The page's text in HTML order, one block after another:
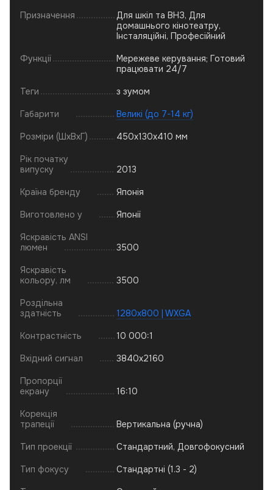
Призначення
Для шкіл та ВНЗ, Для
домашнього кінотеатру,
Інсталяційні, Професійний
Функції
Мережеве керування; Готовий
працювати 24/7
Теги з зумом
Габарити Великі (до 7-14 кг)
Розміри (ШхВхГ) 450x130x410 мм
Рік початку
випуску
2013
Країна бренду Японія
Виготовлено у Японії
Яскравість ANSI
люмен
3500
Яскравість
кольору, лм
3500
Роздільна
здатність
1280x800 | WXGA
Контрастність 10 000:1
Вхідний сигнал 3840x2160
Пропорції
екрану
16:10
Корекція
трапеції
Вертикальна (ручна)
Тип проекції Стандартний, Довгофокусний
Тип фокусу Стандартні (1.3 - 2)